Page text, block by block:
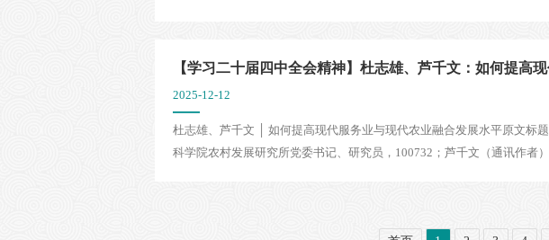
【学习二十届四中全会精神】杜志雄、芦千文：如何提高
2025-12-12
杜志雄、芦千文 │ 如何提高现代服务业与现代农业融合发展水平原文标
科学院农村发展研究所党委书记、研究员，100732；芦千文（通讯作者